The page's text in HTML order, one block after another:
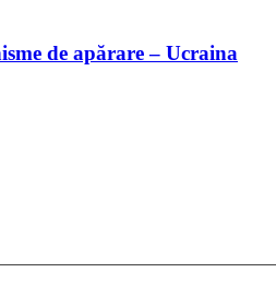
de apărare – Ucraina